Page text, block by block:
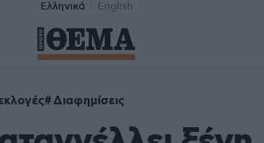
Ελληνικά English
Διαφημίσεις